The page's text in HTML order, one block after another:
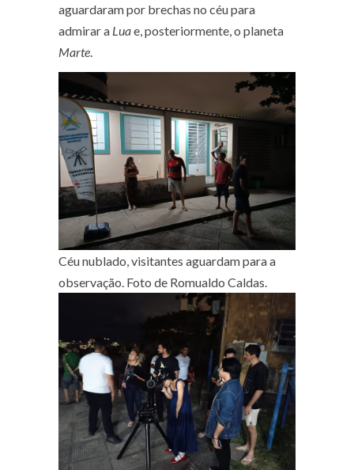
aguardaram por brechas no céu para
admirar a Luae, posteriormente, o planeta
Marte.
Céu nublado, visitantes aguardam para a
observação. Foto de Romualdo Caldas.